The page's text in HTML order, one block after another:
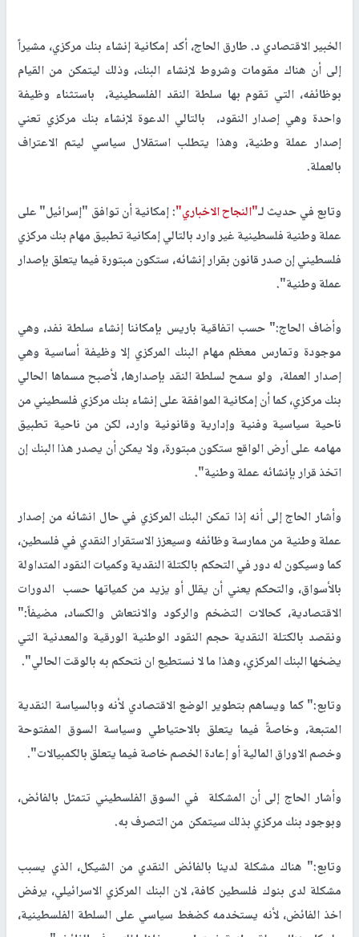
الخبير الاقتصادي د. طارق الحاج، أكد إمكانية إنشاء بنك مركزي، مشيراً
إلى أن هناك مقومات وشروط لإنشاء البنك، وذلك ليتمكن من القيام
بوظائفه، التي تقوم بها سلطة النقد الفلسطينية، باستثناء وظيفة
واحدة وهي إصدار النقود، بالتالي الدعوة لإنشاء بنك مركزي تعني
إصدار عملة وطنية، وهذا يتطلب استقلال سياسي ليتم الاعتراف
بالعملة.
وتابع في حديث لـ"النجاح الاخباري": إمكانية أن توافق "إسرائيل" على
عملة وطنية فلسطينية غير وارد بالتالي إمكانية تطبيق مهام بنك مركزي
فلسطيني إن صدر قانون بقرار إنشائه، ستكون مبتورة فيما يتعلق بإصدار
عملة وطنية".
وأضاف الحاج:" حسب اتفاقية باريس بإمكاننا إنشاء سلطة نفد، وهي
موجودة وتمارس معظم مهام البنك المركزي إلا وظيفة أساسية وهي
إصدار العملة، ولو سمح لسلطة النقد بإصدارها، لأصبح مسماها الحالي
بنك مركزي، كما أن إمكانية الموافقة على إنشاء بنك مركزي فلسطيني من
ناحية سياسية وفنية وإدارية وقانونية وارد، لكن من ناحية تطبيق
مهامه على أرض الواقع ستكون مبتورة، ولا يمكن أن يصدر هذا البنك إن
اتخذ قرار بإنشائه عملة وطنية".
وأشار الحاج إلى أنه إذا تمكن البنك المركزي في حال انشائه من إصدار
عملة وطنية من ممارسة وظائفه وسيعزز الاستقرار النقدي في فلسطين،
كما وسيكون له دور في التحكم بالكتلة النقدية وكميات النقود المتداولة
بالأسواق، والتحكم يعني أن يقلل أو يزيد من كمياتها حسب الدورات
الاقتصادية، كحالات التضخم والركود والانتعاش والكساد، مضيفاً:"
ونقصد بالكتلة النقدية حجم النقود الوطنية الورقية والمعدنية التي
يضخها البنك المركزي، وهذا ما لا نستطيع ان نتحكم به بالوقت الحالي".
وتابع:" كما ويساهم بتطوير الوضع الاقتصادي لأنه وبالسياسة النقدية
المتبعة، وخاصةً فيما يتعلق بالاحتياطي وسياسة السوق المفتوحة
وخصم الاوراق المالية أو إعادة الخصم خاصة فيما يتعلق بالكمبيالات".
وأشار الحاج إلى أن المشكلة في السوق الفلسطيني تتمثل بالفائض،
وبوجود بنك مركزي بذلك سيتمكن من التصرف به.
وتابع:" هناك مشكلة لدينا بالفائض النقدي من الشيكل، الذي يسبب
مشكلة لدى بنوك فلسطين كافة، لان البنك المركزي الاسرائيلي، يرفض
اخذ الفائض، لأنه يستخدمه كضغط سياسي على السلطة الفلسطينية،